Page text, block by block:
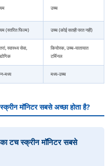
उच्च
(स्तरित फिल्म) उच्च (कोई सतही परत नहीं)
स्वास्थ्य सेवा,
कियोस्क, उच्च-यातायात
टर्मिनल
मध्य मध्य-उच्च
मॉनिटर सबसे अच्छा होता है?
टच स्क्रीन मॉनिटर सबसे